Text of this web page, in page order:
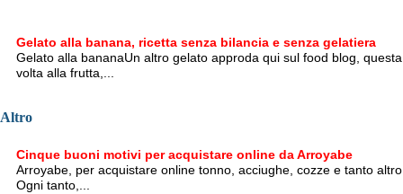
Gelato alla banana, ricetta senza bilancia e senza gelatiera
Gelato alla bananaUn altro gelato approda qui sul food blog, questa
volta alla frutta,...
Altro
Cinque buoni motivi per acquistare online da Arroyabe
Arroyabe, per acquistare online tonno, acciughe, cozze e tanto altro
Ogni tanto,...